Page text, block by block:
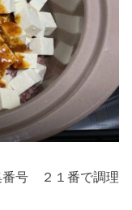
番号 ２１番で調理